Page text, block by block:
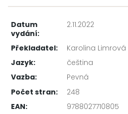
Datum
vydání:
2.11.2022
Překladatel:
Karolina Limrová
Jazyk:
čeština
Vazba:
Pevná
Počet stran:
248
EAN:
9788027710805